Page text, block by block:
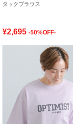
タックブラウス
¥2,695 -50%OFF-